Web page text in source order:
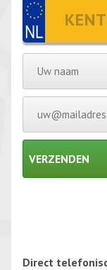
VERZENDEN
Direct